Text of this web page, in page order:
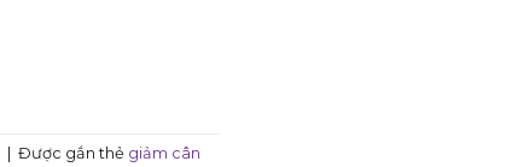
Được gắn thẻ giảm cân